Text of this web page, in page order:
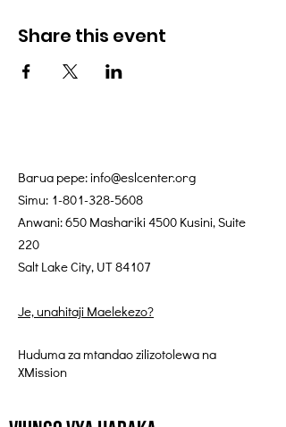
Share this event
Barua pepe:info@eslcenter.org
Simu: 1-801-328-5608
Anwani: 650 Mashariki 4500 Kusini, Suite
220
Salt Lake City, UT 84107
Je, unahitaji Maelekezo?
Huduma za mtandao zilizotolewa na
XMission